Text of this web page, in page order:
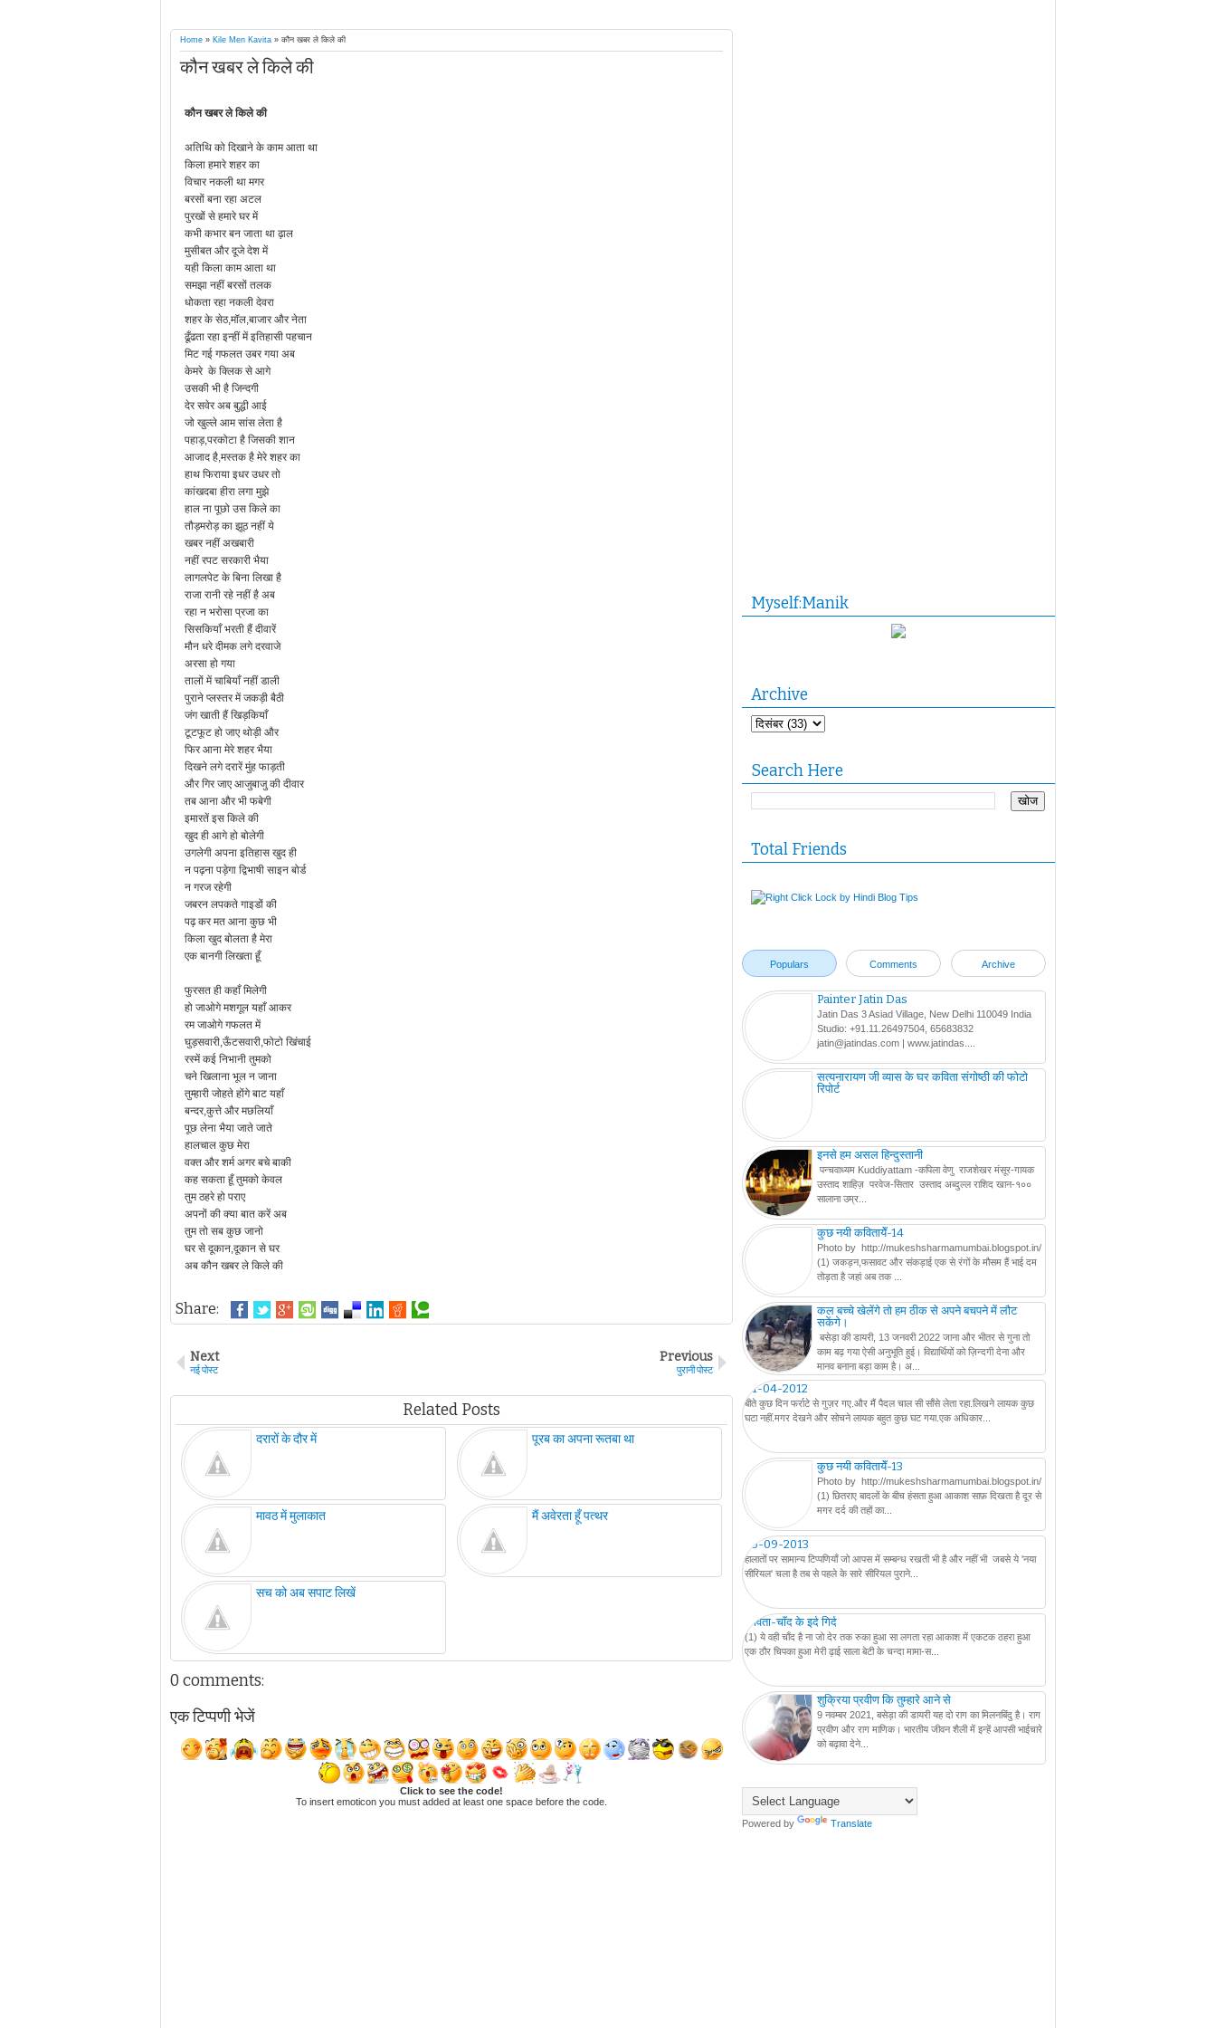
Home » Kile Men Kavita » कौन खबर ले किले की
कौन खबर ले किले की
कौन खबर ले किले की
अतिथि को दिखाने के काम आता था
किला हमारे शहर का
विचार नकली था मगर
बरसों बना रहा अटल
पुरखों से हमारे घर में
कभी कभार बन जाता था ढ़ाल
मुसीबत और दूजे देश में
यही किला काम आता था
समझा नहीं बरसों तलक
धोकता रहा नकली देवरा
शहर के सेठ,मॉल,बाजार और नेता
ढूँढता रहा इन्हीं में इतिहासी पहचान
मिट गई गफलत उबर गया अब
केमरे के क्लिक से आगे
उसकी भी है जिन्दगी
देर सवेर अब बुद्धी आई
जो खुल्ले आम सांस लेता है
पहाड़,परकोटा है जिसकी शान
आजाद है,मस्तक है मेरे शहर का
हाथ फिराया इधर उधर तो
कांखदबा हीरा लगा मुझे
हाल ना पूछो उस किले का
तौड़मरोड़ का झूठ नहीं ये
खबर नहीं अखबारी
नहीं रपट सरकारी भैया
लागलपेट के बिना लिखा है
राजा रानी रहे नहीं है अब
रहा न भरोसा प्रजा का
सिसकियाँ भरती हैं दीवारें
मौन धरे दीमक लगे दरवाजे
अरसा हो गया
तालों में चाबियाँ नहीं डाली
पुराने प्लस्तर में जकड़ी बैठी
जंग खाती हैं खिड़कियाँ
टूटफूट हो जाए थोड़ी और
फिर आना मेरे शहर भैया
दिखने लगे दरारें मुंह फाड़ती
और गिर जाए आजुबाजु की दीवार
तब आना और भी फबेगी
इमारतें इस किले की
खुद ही आगे हो बोलेगी
उगलेगी अपना इतिहास खुद ही
न पढ़ना पड़ेगा द्विभाषी साइन बोर्ड
न गरज रहेगी
जबरन लपकते गाइडों की
पढ़ कर मत आना कुछ भी
किला खुद बोलता है मेरा
एक बानगी लिखता हूँ
फुरसत ही कहाँ मिलेगी
हो जाओगे मशगूल यहाँ आकर
रम जाओगे गफलत में
घुड़सवारी,ऊँटसवारी,फोटो खिंचाई
रस्में कई निभानी तुमको
चने खिलाना भूल न जाना
तुम्हारी जोहते होंगे बाट यहाँ
बन्दर,कुत्ते और मछलियाँ
पूछ लेना भैया जाते जाते
हालचाल कुछ मेरा
वक्त और शर्म अगर बचे बाकी
कह सकता हूँ तुमको केवल
तुम ठहरे हो पराए
अपनों की क्या बात करें अब
तुम तो सब कुछ जानो
घर से दूकान,दूकान से घर
अब कौन खबर ले किले की
Share:
Next
नई पोस्ट
Previous
पुरानी पोस्ट
Related Posts
दरारों के दौर में पूरब का अपना रूतबा था
मावठ में मुलाकात मैं अवेरता हूँ पत्थर
सच को अब सपाट लिखें
0 comments:
एक टिप्पणी भेजें
Click to see the code!
To insert emoticon you must added at least one space before the code.
Myself:Manik
Archive
Search Here
Total Friends
Populars Comments Archive
Painter Jatin Das
Jatin Das 3 Asiad Village, New Delhi 110049 India
Studio: +91.11.26497504, 65683832
jatin@jatindas.com | www.jatindas....
सत्यनारायण जी व्यास के घर कविता संगोष्ठी की फोटो
रिपोर्ट
इनसे हम असल हिन्दुस्तानी
पन्चवाध्यम Kuddiyattam -कपिला वेणु राजशेखर मंसूर-गायक
उस्ताद शाहिज़ परवेज-सितार उस्ताद अब्दुल्ल राशिद खान-१००
सालाना उम्र...
कुछ नयी कवितायेँ-14
Photo by http://mukeshsharmamumbai.blogspot.in/
(1) जकड़न,फसावट और संकड़ाई एक से रंगों के मौसम हैं भाई दम
तोड़ता है जहां अब तक ...
कल बच्चे खेलेंगे तो हम ठीक से अपने बचपने में लौट
सकेंगे।
बसेड़ा की डायरी, 13 जनवरी 2022 जाना और भीतर से गुना तो
काम बढ़ गया ऐसी अनुभूति हुई। विद्यार्थियों को ज़िन्दगी देना और
मानव बनाना बड़ा काम है। अ...
01-04-2012
बीते कुछ दिन फर्राटे से गुज़र गए.और मैं पैदल चाल सी साँसे लेता रहा.लिखने लायक कुछ
घटा नहीं.मगर देखने और सोचने लायक बहुत कुछ घट गया.एक अधिकार...
कुछ नयी कवितायेँ-13
Photo by http://mukeshsharmamumbai.blogspot.in/
(1) छितराए बादलों के बीच हंसता हुआ आकाश साफ़ दिखता है दूर से
मगर दर्द की तहों का...
05-09-2013
हालातों पर सामान्य टिप्पणियाँ जो आपस में सम्बन्ध रखती भी है और नहीं भी जबसे ये 'नया
सीरियल' चला है तब से पहले के सारे सीरियल पुराने...
कविता-चाँद के इर्द गिर्द
(1) ये वही चाँद है ना जो देर तक रुका हुआ सा लगता रहा आकाश में एकटक ठहरा हुआ
एक ठौर चिपका हुआ मेरी ढ़ाई साला बेटी के चन्दा मामा-स...
शुक्रिया प्रवीण कि तुम्हारे आने से
9 नवम्बर 2021, बसेड़ा की डायरी यह दो राग का मिलनबिंदु है। राग
प्रवीण और राग माणिक। भारतीय जीवन शैली में इन्हें आपसी भाईचारे
को बढ़ावा देने...
Powered by Translate